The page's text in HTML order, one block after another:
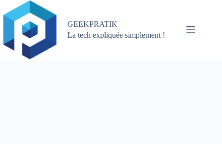
au
contenu
GEEKPRATIK
La tech expliquée simplement !